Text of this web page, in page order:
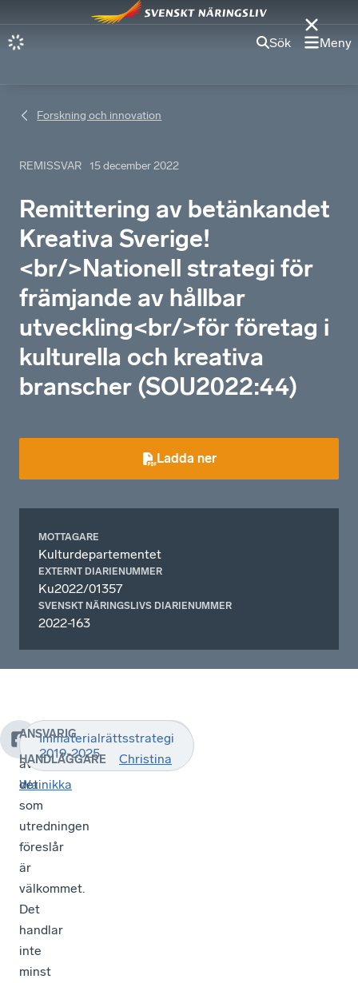
Sök Meny
Forskning och innovation
REMISSVAR 15 december 2022
Remittering av betänkandet
Kreativa Sverige!
<br/>Nationell strategi för
främjande av hållbar
utveckling<br/>för företag i
kulturella och kreativa
branscher (SOU2022:44)
Ladda ner
MOTTAGARE
Kulturdepartementet
EXTERNT DIARIENUMMER
Ku2022/01357
SVENSKT NÄRINGSLIVS DIARIENUMMER
2022-163
Mycket
av
det
som
utredningen
föreslår
är
välkommet.
Det
handlar
inte
minst
Immaterialrättsstrategi
2019-2025
ANSVARIG
HANDLÄGGARE
Christina
Wainikka